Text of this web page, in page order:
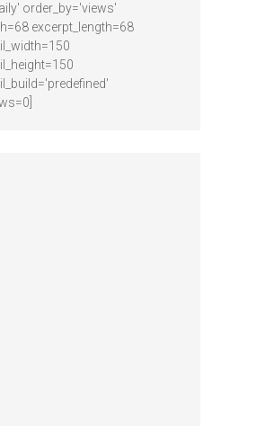
order_by='views'
excerpt_length=68